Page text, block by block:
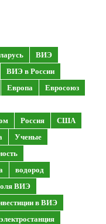
ВИЭ
ВИЭ в России
Европа
Евросоюз
Россия
США
Ученые
водород
ВИЭ
в ВИЭ